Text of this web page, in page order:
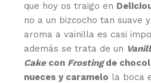
que hoy os traigo en
no a un bizcocho tan suave
aroma a vainilla es casi
además se trata de un
Cakecon Frostingde
nueces y caramelo la boca